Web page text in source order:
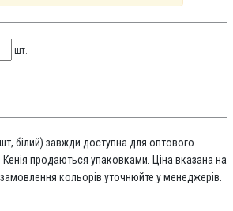
шт.
білий) завжди доступна для оптового
продаються упаковками. Ціна вказана на
кольорів уточнюйте у менеджерів.